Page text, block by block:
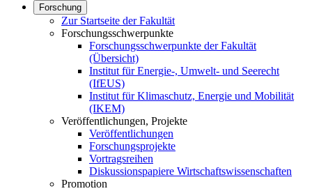
Forschung
Zur Startseite der Fakultät
Forschungsschwerpunkte
Forschungsschwerpunkte der Fakultät
(Übersicht)
Institut für Energie-, Umwelt- und Seerecht
(IfEUS)
Institut für Klimaschutz, Energie und Mobilität
(IKEM)
Veröffentlichungen, Projekte
Veröffentlichungen
Forschungsprojekte
Vortragsreihen
Diskussionspapiere Wirtschaftswissenschaften
Promotion